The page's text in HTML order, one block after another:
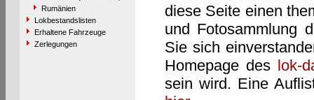
Rumänien
Lokbestandslisten
Erhaltene Fahrzeuge
Zerlegungen
diese Seite einen
und Fotosammlung
Sie sich
Homepage des lok-
sein wird. Eine